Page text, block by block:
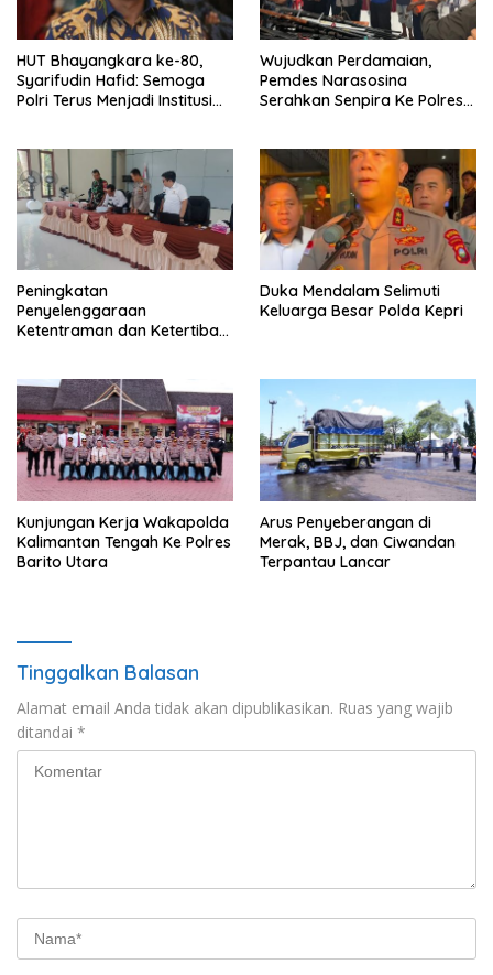
HUT Bhayangkara ke-80,
Syarifudin Hafid: Semoga
Polri Terus Menjadi Institusi
Wujudkan Perdamaian,
Pemdes Narasosina
Serahkan Senpira Ke Polres
Peningkatan
Penyelenggaraan
Ketentraman dan Ketertiban
Duka Mendalam Selimuti
Keluarga Besar Polda Kepri
Kunjungan Kerja Wakapolda
Kalimantan Tengah Ke Polres
Barito Utara
Arus Penyeberangan di
Merak, BBJ, dan Ciwandan
Terpantau Lancar
Tinggalkan Balasan
Alamat email Anda tidak akan dipublikasikan. Ruas yang wajib
ditandai *